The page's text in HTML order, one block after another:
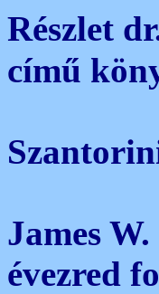
Részlet
című
James
évezred